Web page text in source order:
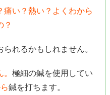
痛い？熱い？よくわから
？
れるかもしれません。
極細の鍼を使用してい
鍼を打ちます。